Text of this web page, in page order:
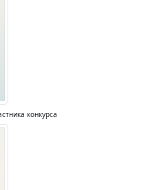
конкурса